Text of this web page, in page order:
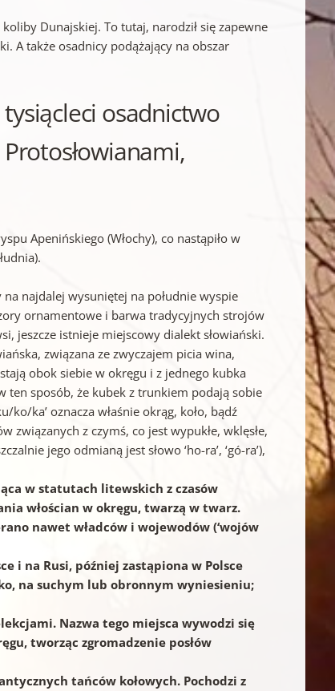
Dunajskiej. To tutaj, narodził się zapewne
A także osadnicy podążający na obszar
osadnictwo
Apenińskiego (Włochy), co nastąpiło w
na najdalej wysuniętej na południe wyspie
ornamentowe i barwa tradycyjnych strojów
jeszcze istnieje miejscowy dialekt słowiański.
związana ze zwyczajem picia wina,
obok siebie w okręgu i z jednego kubka
ten sposób, że kubek z trunkiem podają sobie
ka’ oznacza właśnie okrąg, koło, bądź
z czymś, co jest wypukłe, wklęsłe,
jego odmianą jest słowo ‘ho-ra’, ‘gó-ra’),
w statutach litewskich z czasów
włościan w okręgu, twarzą w twarz.
nawet władców i wojewodów (‘wojów
i na Rusi, później zastąpiona w Polsce
na suchym lub obronnym wyniesieniu;
Nazwa tego miejsca wywodzi się
tworząc zgromadzenie posłów
tańców kołowych. Pochodzi z